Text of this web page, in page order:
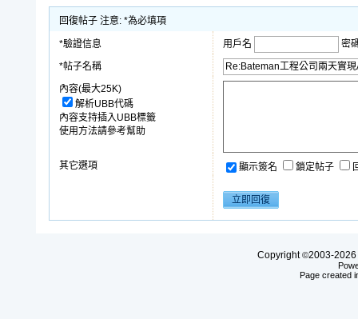
回復帖子 注意: *為必填項
*驗證信息 用戶名
密
*帖子名稱
內容(最大25K)
解析UBB代碼
內容支持插入UBB標籤
使用方法請參考幫助
其它選項 顯示簽名 鎖定帖子
Copyright©2003-2026
Page created